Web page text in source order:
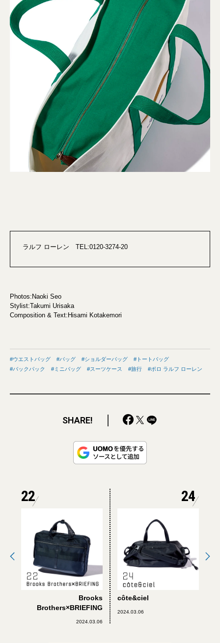
ラルフ ローレン TEL:0120-3274-20
Photos:Naoki Seo
Stylist:Takumi Urisaka
Composition & Text:Hisami Kotakemori
ウエストバッグ バッグ ショルダーバッグ
トートバッグ
バックパック
ミニバッグ スーツケース 旅行 ポロ ラルフ ローレン
SHARE!
22
Brooks
Brothers×BRIEFING
2024.03.06
24
côte&ciel
2024.03.06